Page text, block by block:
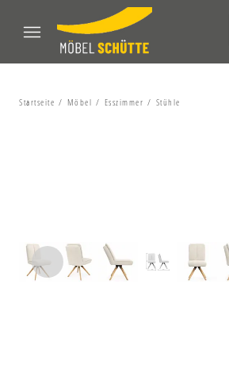
Startseite Möbel Esszimmer Stühle